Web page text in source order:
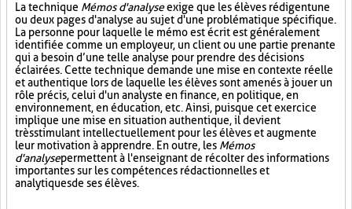
La technique Mémos d'analyseexige que les élèves rédigent une
ou deux pages d'analyse au sujet d'une problématique spécifique.
La personne pour laquelle le mémo est écrit est généralement
identifiée comme un employeur, un client ou une partie prenante
qui a besoin d’une telle analyse pour prendre des décisions
éclairées. Cette technique demande une mise en contexte réelle
et authentique lors de laquelle les élèves sont amenés à jouer un
rôle précis, celui d'un analyste en finance, en politique, en
environnement, en éducation, etc. Ainsi, puisque cet exercice
implique une mise en situation authentique, il devient
très stimulant intellectuellement pour les élèves et augmente
leur motivation à apprendre. En outre, les Mémos
d'analysepermettent à l'enseignant de récolter des informations
importantes sur les compétences rédactionnelles et
analytiques de ses élèves.